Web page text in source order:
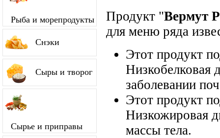
Рыба и морепродукты
Снэки
Сыры и творог
Сырье и приправы
Продукт "Вермут
для меню ряда
Этот продукт
Низкобелковая
заболевании
Этот продукт
Низкожировая
массы тела.